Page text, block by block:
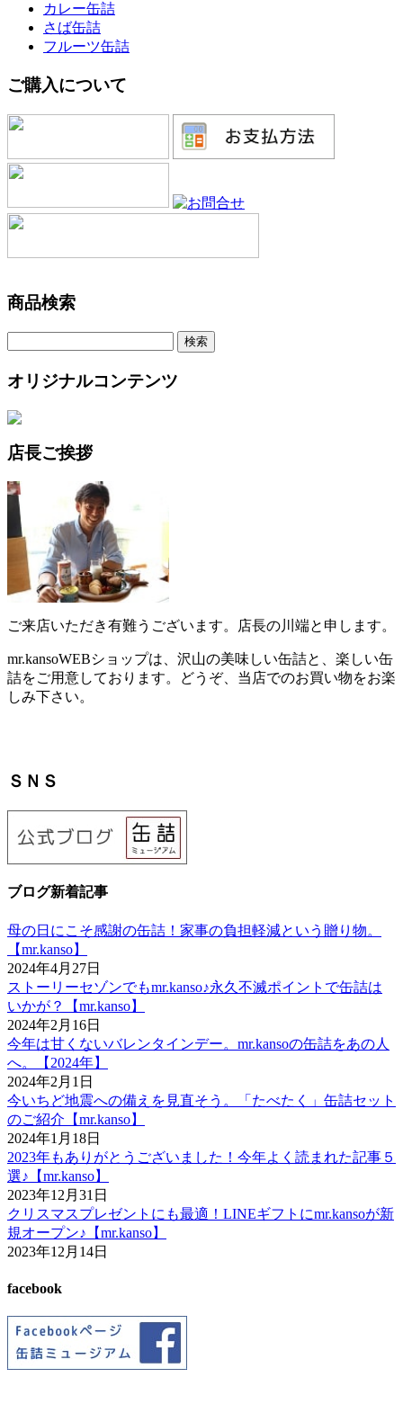
カレー缶詰
さば缶詰
フルーツ缶詰
ご購入について
商品検索
オリジナルコンテンツ
店長ご挨拶
ご来店いただき有難うございます。店長の川端と申します。
mr.kansoWEBショップは、沢山の美味しい缶詰と、楽しい缶
詰をご用意しております。どうぞ、当店でのお買い物をお楽
しみ下さい。
ＳＮＳ
ブログ新着記事
母の日にこそ感謝の缶詰！家事の負担軽減という贈り物。
【mr.kanso】
2024年4月27日
ストーリーセゾンでもmr.kanso♪永久不滅ポイントで缶詰は
いかが？【mr.kanso】
2024年2月16日
今年は甘くないバレンタインデー。mr.kansoの缶詰をあの人
へ。【2024年】
2024年2月1日
今いちど地震への備えを見直そう。「たべたく」缶詰セット
のご紹介【mr.kanso】
2024年1月18日
2023年もありがとうございました！今年よく読まれた記事５
選♪【mr.kanso】
2023年12月31日
クリスマスプレゼントにも最適！LINEギフトにmr.kansoが新
規オープン♪【mr.kanso】
2023年12月14日
facebook